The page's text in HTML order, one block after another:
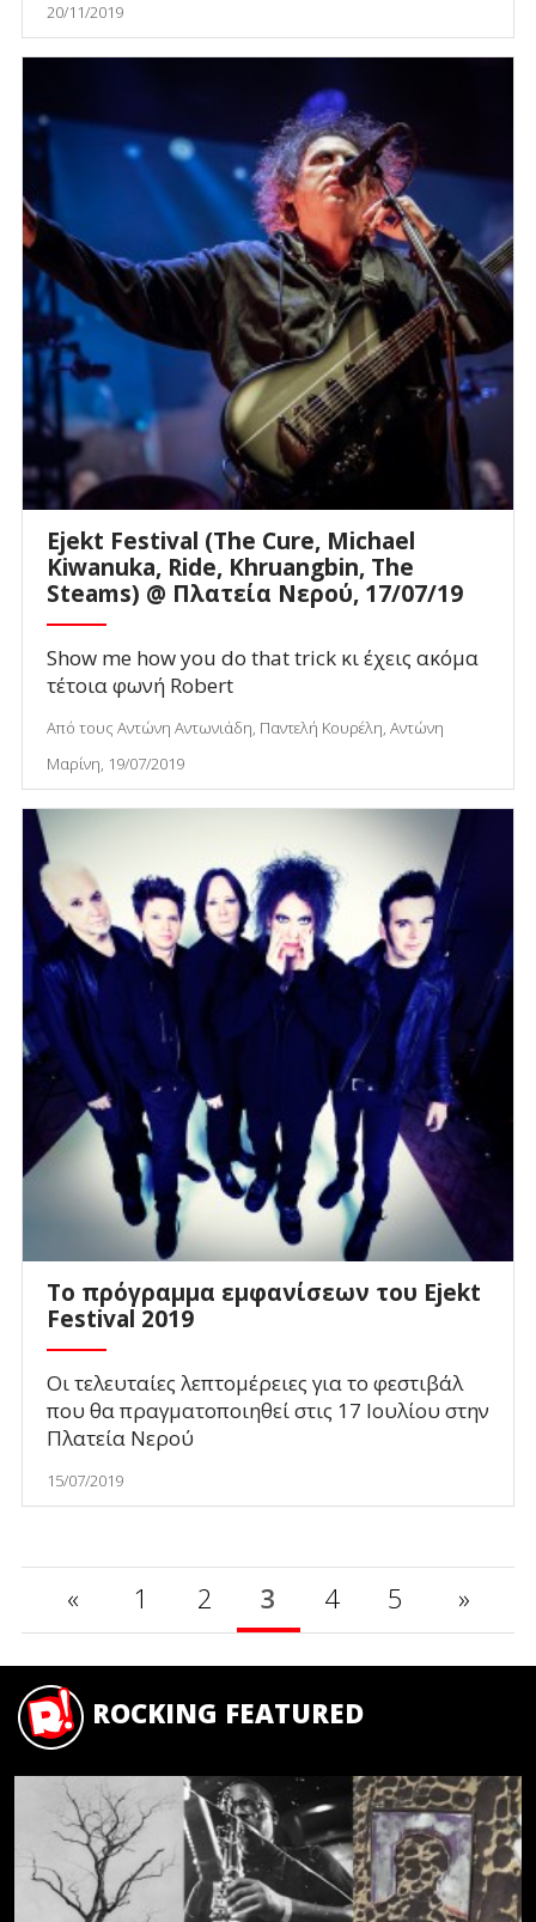
20/11/2019
Ejekt Festival (The Cure, Michael
Kiwanuka, Ride, Khruangbin, The
Steams) @ Πλατεία Νερού, 17/07/19
Show me how you do that trick κι έχεις ακόμα
τέτοια φωνή Robert
Από τους Αντώνη Αντωνιάδη, Παντελή Κουρέλη, Αντώνη
Μαρίνη, 19/07/2019
Το πρόγραμμα εμφανίσεων του Ejekt
Festival 2019
Οι τελευταίες λεπτομέρειες για το φεστιβάλ
που θα πραγματοποιηθεί στις 17 Ιουλίου στην
Πλατεία Νερού
15/07/2019
« 1 2 3 4 5 »
ROCKING FEATURED